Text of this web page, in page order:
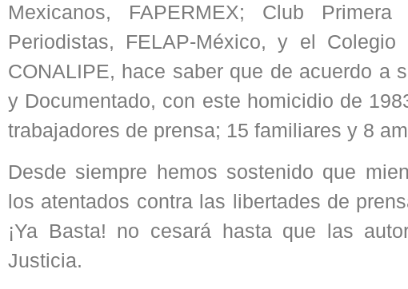
Mexicanos, FAPERMEX; Club
Periodistas, FELAP-México, y el
CONALIPE, hace saber que de acuerdo a
y Documentado, con este homicidio de
trabajadores de prensa; 15 familiares y 8
Desde siempre hemos sostenido que
los atentados contra las libertades de
¡Ya Basta! no cesará hasta que las
Justicia.